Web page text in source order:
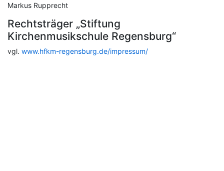
Markus Rupprecht
Rechtsträger „Stiftung
Kirchenmusikschule Regensburg“
vgl. www.hfkm-regensburg.de/impressum/